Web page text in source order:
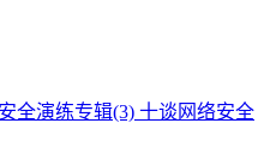
全演练专辑(3) 十谈网络安全